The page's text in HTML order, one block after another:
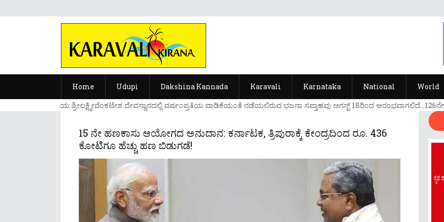
Home Udupi Dakshina Kannada Karavali Karnataka National World
....ಉಡುಪಿಯ ಶ್ರೀಲಕ್ಷ್ಮೀವೆ೦ಕಟೇಶ ದೇವಸ್ಥಾನದಲ್ಲಿ ವರ್ಷ೦ಪ್ರತಿಯ ವಾಡಿಕೆಯ೦ತೆ ನಡೆಯಲಿರುವ ಭಜನಾ ಸಪ್ತಾಹವು ಅಗಸ್ಟ್ 18ರಿ೦ದ ಆರ೦ಭವಾಗಲಿದೆ...126ನೇ
15 ನೇ ಹಣಕಾಸು ಆಯೋಗದ ಅನುದಾನ: ಕರ್ನಾಟಕ, ತ್ರಿಪುರಾಕ್ಕೆ ಕೇಂದ್ರದಿಂದ ರೂ. 436
ಕೋಟಿಗೂ ಹೆಚ್ಚು ಹಣ ಬಿಡುಗಡೆ!